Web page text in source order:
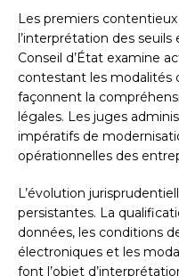
Les premiers
l’interprétation des
Conseil d’État examine
contestant les modalités
façonnent la
légales. Les juges
impératifs de
opérationnelles des
L’évolution
persistantes. La
données, les conditions
électroniques et les
font l’objet